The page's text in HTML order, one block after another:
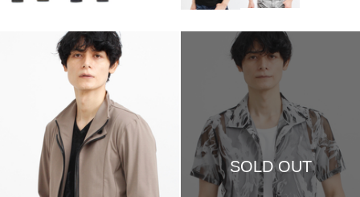
SOLD OUT